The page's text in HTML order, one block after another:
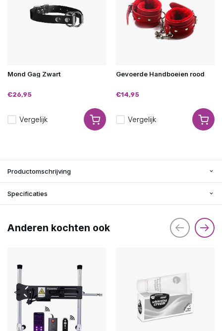
Mond Gag Zwart
€26,95
Vergelijk
Gevoerde Handboeien rood
€14,95
Vergelijk
Productomschrijving
Specificaties
Anderen kochten ook